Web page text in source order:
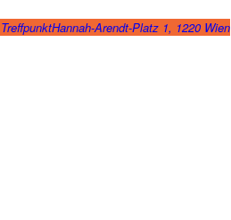
TreffpunktHannah-Arendt-Platz 1, 1220 Wien